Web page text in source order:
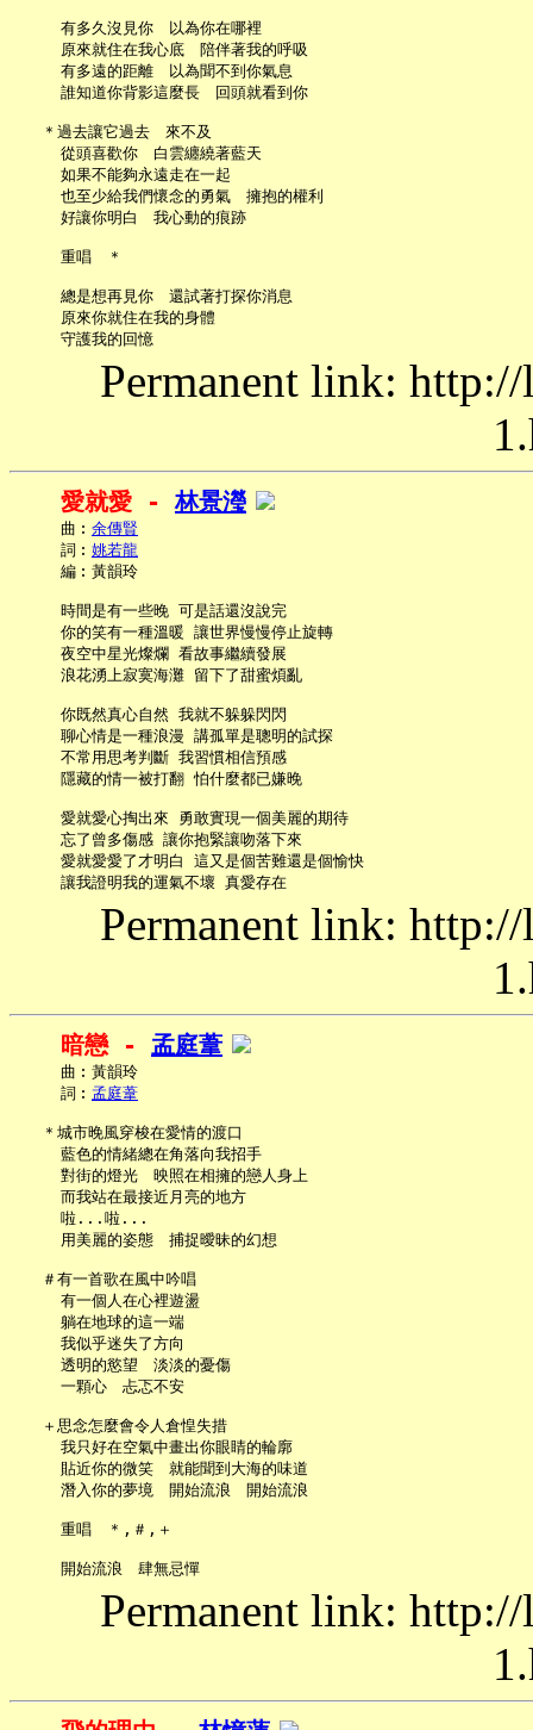
     有多久沒見你　以為你在哪裡
     原來就住在我心底　陪伴著我的呼吸
     有多遠的距離　以為聞不到你氣息
     誰知道你背影這麼長　回頭就看到你
   ＊過去讓它過去　來不及
     從頭喜歡你　白雲纏繞著藍天
     如果不能夠永遠走在一起
     也至少給我們懷念的勇氣　擁抱的權利
     好讓你明白　我心動的痕跡
     重唱　＊
     總是想再見你　還試著打探你消息
     原來你就住在我的身體
Permanent link:
愛就愛 - 林景瀅
     曲︰
余傳賢
     詞︰
姚若龍
     編︰黃韻玲
     時間是有一些晚 可是話還沒說完
     你的笑有一種溫暖 讓世界慢慢停止旋轉
     夜空中星光燦爛 看故事繼續發展
     浪花湧上寂寞海灘 留下了甜蜜煩亂
     你既然真心自然 我就不躲躲閃閃
     聊心情是一種浪漫 講孤單是聰明的試探
     不常用思考判斷 我習慣相信預感
     隱藏的情一被打翻 怕什麼都已嫌晚
     愛就愛心掏出來 勇敢實現一個美麗的期待
     忘了曾多傷感 讓你抱緊讓吻落下來
     愛就愛愛了才明白 這又是個苦難還是個愉快
Permanent link:
暗戀 - 孟庭葦
     曲︰黃韻玲
     詞︰
孟庭葦
   ＊城市晚風穿梭在愛情的渡口
     藍色的情緒總在角落向我招手
     對街的燈光　映照在相擁的戀人身上
     而我站在最接近月亮的地方
     啦...啦...
     用美麗的姿態　捕捉曖昧的幻想
   ＃有一首歌在風中吟唱
     有一個人在心裡遊盪
     躺在地球的這一端
     我似乎迷失了方向
     透明的慾望　淡淡的憂傷
     一顆心　忐忑不安
   ＋思念怎麼會令人倉惶失措
     我只好在空氣中畫出你眼睛的輪廓
     貼近你的微笑　就能聞到大海的味道
     潛入你的夢境　開始流浪　開始流浪
     重唱　＊,＃,＋
Permanent link: